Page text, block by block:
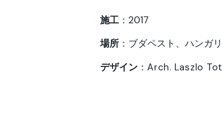
施工 ：2017
場所 ：ブダペスト、ハンガ
デザイン ： Arch. Laszlo